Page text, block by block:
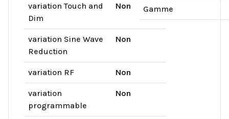
variation Touch and
Dim
Non
variation Sine Wave
Reduction
Non
variation RF Non
variation
programmable
Non
Gamme